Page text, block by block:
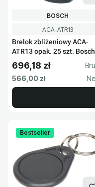
Kod produktu
ACA-ATR13
Brelok zbliżeniowy ACA-
ATR13 opak. 25 szt. Bosch
PRODUCENT
BOSCH
Cena brutto
696,18 zł
Cena netto
566,00 zł
Bestseller